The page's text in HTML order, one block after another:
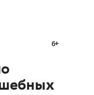
6+